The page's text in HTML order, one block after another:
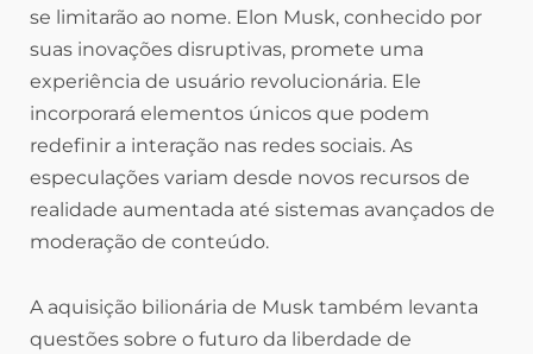
se limitarão ao nome. Elon Musk, conhecido por
suas inovações disruptivas, promete uma
experiência de usuário revolucionária. Ele
incorporará elementos únicos que podem
redefinir a interação nas redes sociais. As
especulações variam desde novos recursos de
realidade aumentada até sistemas avançados de
moderação de conteúdo.
A aquisição bilionária de Musk também levanta
questões sobre o futuro da liberdade de